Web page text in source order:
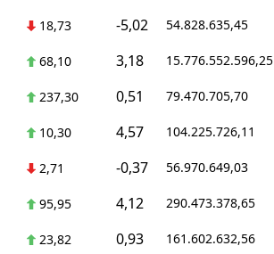
18,73 -5,02 54.828.635,45
68,10 3,18 15.776.552.596,25
237,30 0,51 79.470.705,70
10,30 4,57 104.225.726,11
2,71 -0,37 56.970.649,03
95,95 4,12 290.473.378,65
23,82 0,93 161.602.632,56